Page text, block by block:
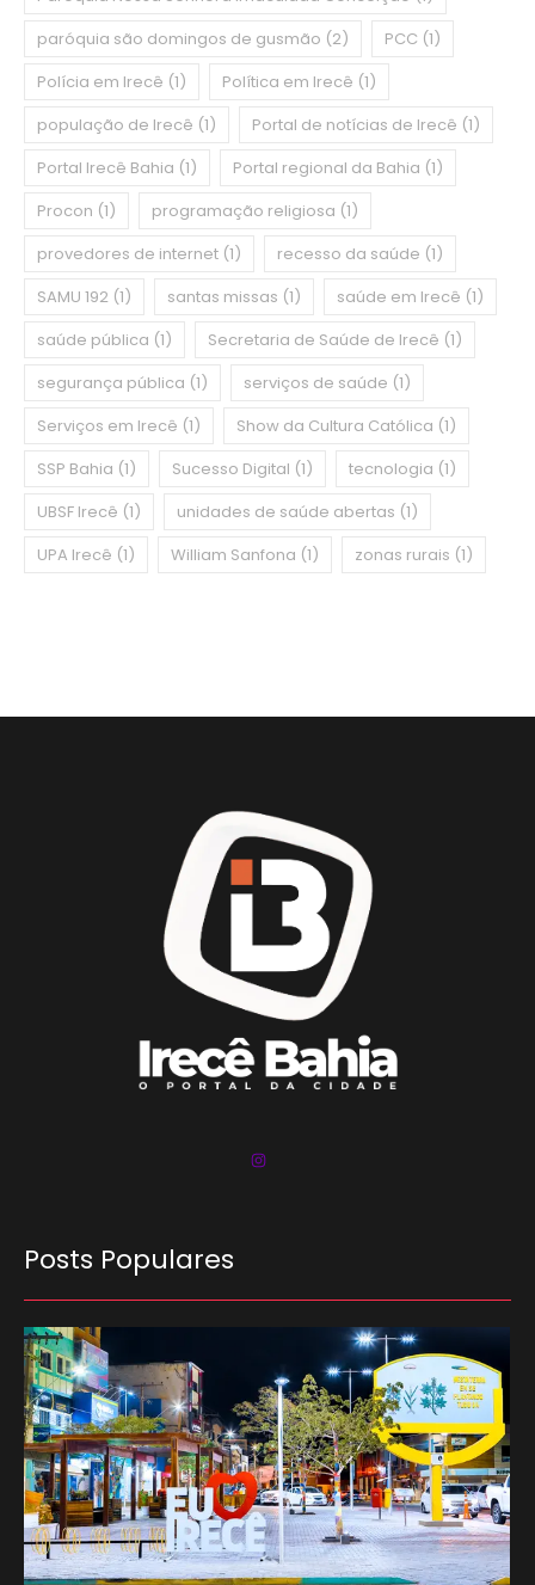
paróquia são domingos de gusmão (2) PCC (1)
Polícia em Irecê (1) Política em Irecê (1)
população de Irecê (1) Portal de notícias de Irecê (1)
Portal Irecê Bahia (1) Portal regional da Bahia (1)
Procon (1) programação religiosa (1)
provedores de internet (1) recesso da saúde (1)
SAMU 192 (1) santas missas (1) saúde em Irecê (1)
saúde pública (1) Secretaria de Saúde de Irecê (1)
segurança pública (1) serviços de saúde (1)
Serviços em Irecê (1) Show da Cultura Católica (1)
SSP Bahia (1) Sucesso Digital (1) tecnologia (1)
UBSF Irecê (1) unidades de saúde abertas (1)
UPA Irecê (1) William Sanfona (1) zonas rurais (1)
Posts Populares